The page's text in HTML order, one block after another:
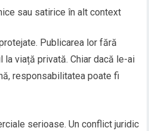
sau satirice în alt context
Publicarea lor fără
la viață privată. Chiar dacă le-ai
responsabilitatea poate fi
serioase. Un conflict juridic